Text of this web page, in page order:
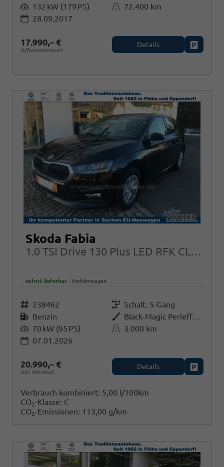
Leistung 132 kW (179 PS) Kilometerstand72.400 km
28.09.2017
17.990,– €
Differenzbesteuert
Details
Skoda Fabia
1.0 TSI Drive 130 Plus LED RFK CLIM SHZ
sofort lieferbar Vorführwagen
Fahrzeugnr. 238462 GetriebeSchalt. 5-Gang
KraftstoffBenzin Außenfarbe
Black-Magic Perleffekt
Leistung 70 kW (95 PS) Kilometerstand3.000 km
07.01.2026
20.990,– €
inkl. 19% MwSt.
Details
Verbrauch kombiniert: 5,00 l/100km
CO2-Klasse: C
CO2-Emissionen: 113,00 g/km